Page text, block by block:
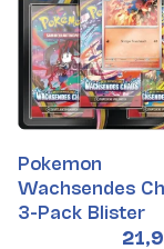
Pokemon
Wachsendes
3-Pack Blister